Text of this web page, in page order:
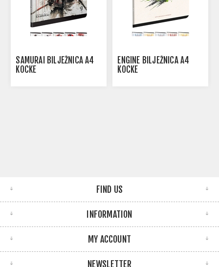
SAMURAI BILJEŽNICA A4
KOCKE
ENGINE BILJEŽNICA A4
KOCKE
FIND US
INFORMATION
MY ACCOUNT
NEWSLETTER